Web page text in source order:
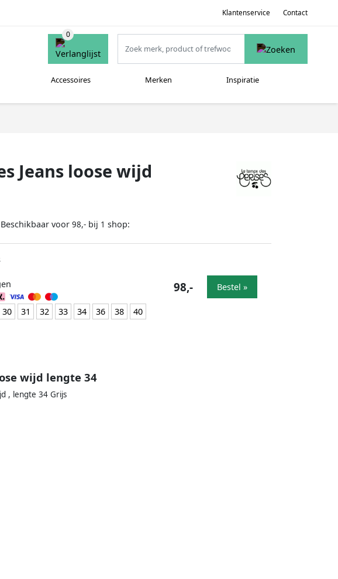
Klantenservice Contact
Accessoires Merken Inspiratie
Jeans loose wijd
Beschikbaar voor 98,- bij 1 shop:
30 31 32 33 34 36 38 40
98,- Bestel »
wijd lengte 34
, lengte 34 Grijs